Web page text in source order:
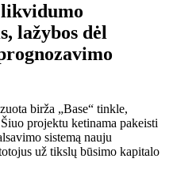
lažybos dėl
birža „Base“ tinkle,
projektu ketinama pakeisti
sistemą nauju
už tikslų būsimo kapitalo